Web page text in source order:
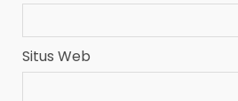
Situs Web